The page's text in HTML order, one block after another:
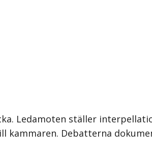
Ledamoten ställer
Debatterna